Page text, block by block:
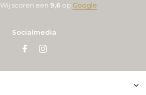
Wij scoren een 9,6 op Google
Socialmedia